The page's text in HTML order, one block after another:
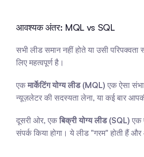
आवश्यक अंतर: MQL vs SQL
सभी लीड समान नहीं होते या उसी
लिए महत्वपूर्ण है।
एक मार्केटिंग योग्य लीड (MQL) एक ऐसा
न्यूज़लेटर की सदस्यता लेना, या कई बार
दूसरी ओर, एक बिक्री योग्य लीड (SQL) एक
संपर्क किया होगा। ये लीड "गरम" होती हैं